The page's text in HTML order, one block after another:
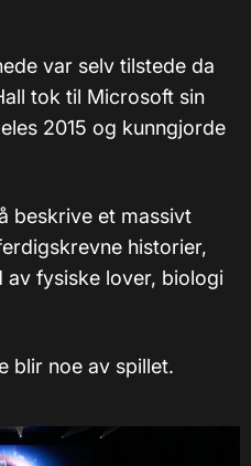
var selv tilstede da
tok til Microsoft sin
2015 og kunngjorde
beskrive et massivt
historier,
av fysiske lover, biologi
blir noe av spillet.